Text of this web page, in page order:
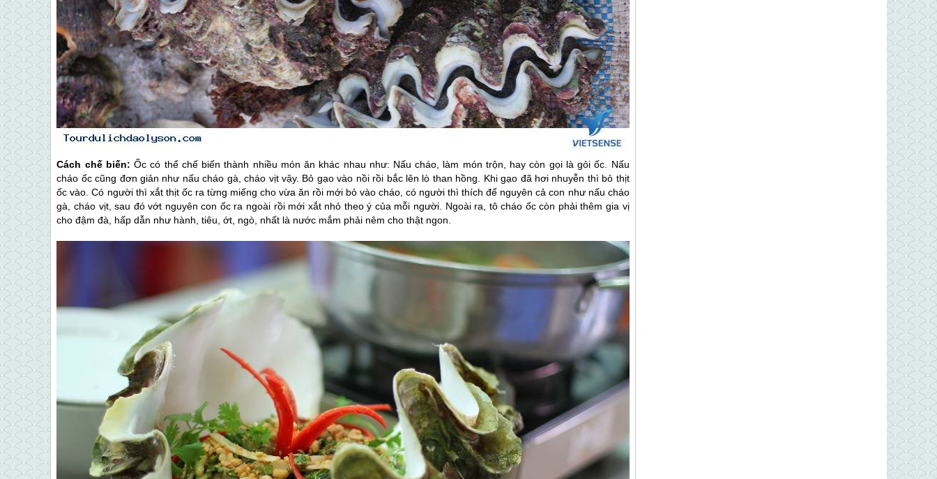
Cách chế biến: Ốc có thể chế biến thành nhiều món ăn khác nhau như: Nấu cháo, làm món trộn, hay còn gọi là gỏi ốc. Nấu
cháo ốc cũng đơn giản như nấu cháo gà, cháo vịt vậy. Bỏ gạo vào nồi rồi bắc lên lò than hồng. Khi gạo đã hơi nhuyễn thì bỏ thịt
ốc vào. Có người thì xắt thịt ốc ra từng miếng cho vừa ăn rồi mới bỏ vào cháo, có người thì thích để nguyên cả con như nấu cháo
gà, cháo vịt, sau đó vớt nguyên con ốc ra ngoài rồi mới xắt nhỏ theo ý của mỗi người. Ngoài ra, tô cháo ốc còn phải thêm gia vị
cho đậm đà, hấp dẫn như hành, tiêu, ớt, ngò, nhất là nước mắm phải nêm cho thật ngon.